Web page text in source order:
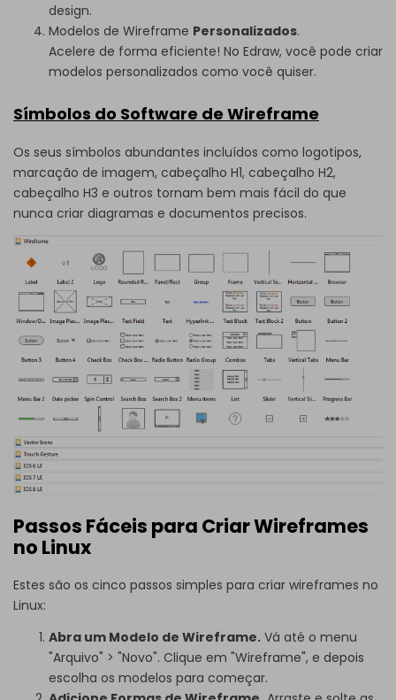
design.
Modelos de Wireframe Personalizados.
Acelere de forma eficiente! No Edraw, você pode criar
modelos personalizados como você quiser.
Símbolos do Software de Wireframe
Os seus símbolos abundantes incluídos como logotipos,
marcação de imagem, cabeçalho H1, cabeçalho H2,
cabeçalho H3 e outros tornam bem mais fácil do que
nunca criar diagramas e documentos precisos.
Passos Fáceis para Criar Wireframes
no Linux
Estes são os cinco passos simples para criar wireframes no
Linux:
Abra um Modelo de Wireframe. Vá até o menu
"Arquivo" > "Novo". Clique em "Wireframe", e depois
escolha os modelos para começar.